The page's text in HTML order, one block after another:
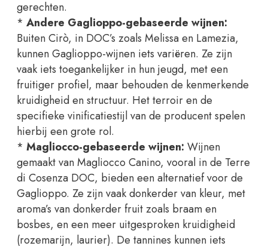
gerechten.
* Andere Gaglioppo-gebaseerde wijnen:
Buiten Cirò, in DOC’s zoals Melissa en Lamezia,
kunnen Gaglioppo-wijnen iets variëren. Ze zijn
vaak iets toegankelijker in hun jeugd, met een
fruitiger profiel, maar behouden de kenmerkende
kruidigheid en structuur. Het terroir en de
specifieke vinificatiestijl van de producent spelen
hierbij een grote rol.
* Magliocco-gebaseerde wijnen: Wijnen
gemaakt van Magliocco Canino, vooral in de Terre
di Cosenza DOC, bieden een alternatief voor de
Gaglioppo. Ze zijn vaak donkerder van kleur, met
aroma’s van donkerder fruit zoals braam en
bosbes, en een meer uitgesproken kruidigheid
(rozemarijn, laurier). De tannines kunnen iets